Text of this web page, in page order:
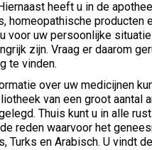
heeft u in de
homeopathische producten
voor uw persoonlijke
zijn. Vraag er daarom
te vinden.
over uw medicijnen
van een groot aantal
Thuis kunt u in alle
reden waarvoor het
Turks en Arabisch. U vindt